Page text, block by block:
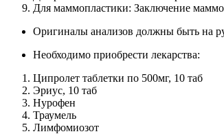
Для маммопластики: Заключение
Оригиналы анализов должны быть на
Необходимо приобрести лекарства:
Ципролет таблетки по 500мг, 10 таб
Эриус, 10 таб
Нурофен
Траумель
Лимфомиозот